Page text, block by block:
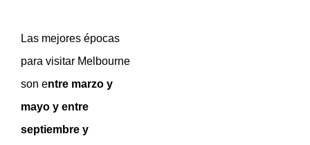
Las mejores épocas
para visitar Melbourne
son entre marzo y
mayo y entre
septiembre y